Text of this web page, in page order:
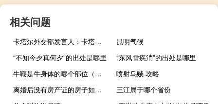
相关问题
卡塔尔外交部发言人：卡塔尔希望拉法过境口岸能够再次开放以便撤离加沙地带的平民
昆明气候
“不知今夕真何夕”的出处是哪里
“东风雪疾消”的出处是哪里
牛鞭是牛身体的哪个部位（牛鞭是牛的什么器官）
喷射乌贼 攻略
离婚后没有房产证的房子如何分割
三江属于哪个省份